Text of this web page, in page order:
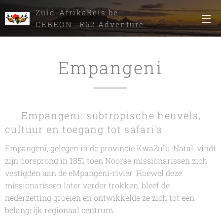
Zuid-AfrikaReis.be -
CEBEON -R62 Adventure
Tours
Empangeni
🌿 Empangeni: subtropische heuvels,
cultuur en toegang tot safari's
Empangeni, gelegen in de provincie KwaZulu-Natal, vindt
zijn oorsprong in 1851 toen Noorse missionarissen zich
vestigden aan de eMpangeni-rivier. Hoewel deze
missionarissen later verder trokken, bleef de
nederzetting groeien en ontwikkelde ze zich tot een
belangrijk regionaal centrum.